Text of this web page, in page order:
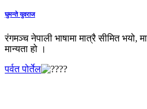
घुमन्ते युवराज
रंगमञ्च नेपाली भाषामा मात्रै सीमित भयो,
मान्यता हो ।
पर्वत पोर्तेल